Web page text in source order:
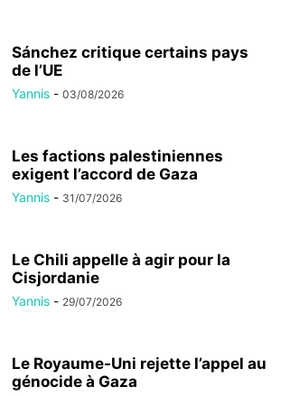
Sánchez critique certains pays
de l’UE
Yannis - 03/08/2026
Les factions palestiniennes
exigent l’accord de Gaza
Yannis - 31/07/2026
Le Chili appelle à agir pour la
Cisjordanie
Yannis - 29/07/2026
Le Royaume-Uni rejette l’appel au
génocide à Gaza